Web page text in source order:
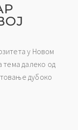
у Новом
тема далеко од
дубоко